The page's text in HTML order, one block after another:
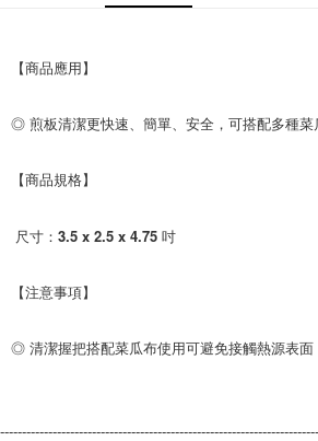
每筆NT$200，滿NT$5,000(含以上)免運費
【商品應用】
◎ 煎板清潔更快速、簡單、安全，可搭配多種菜
【商品規格】
【注意事項】
◎ 清潔握把搭配菜瓜布使用可避免接觸熱源表面